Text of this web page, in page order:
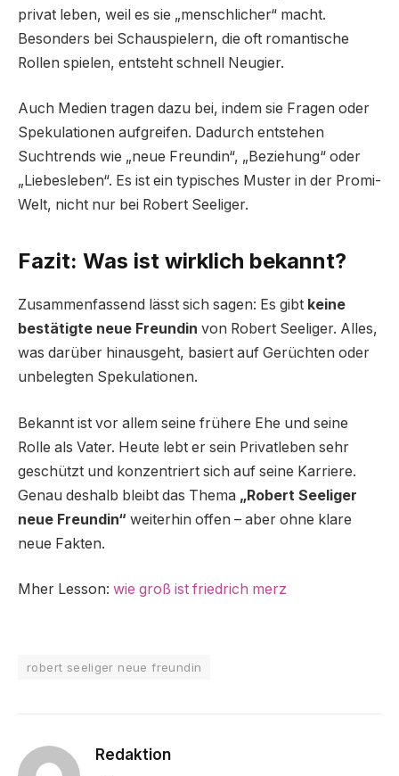
privat leben, weil es sie „menschlicher“ macht.
Besonders bei Schauspielern, die oft romantische
Rollen spielen, entsteht schnell Neugier.
Auch Medien tragen dazu bei, indem sie Fragen oder
Spekulationen aufgreifen. Dadurch entstehen
Suchtrends wie „neue Freundin“, „Beziehung“ oder
„Liebesleben“. Es ist ein typisches Muster in der Promi-
Welt, nicht nur bei Robert Seeliger.
Fazit: Was ist wirklich bekannt?
Zusammenfassend lässt sich sagen: Es gibt keine
bestätigte neue Freundin von Robert Seeliger. Alles,
was darüber hinausgeht, basiert auf Gerüchten oder
unbelegten Spekulationen.
Bekannt ist vor allem seine frühere Ehe und seine
Rolle als Vater. Heute lebt er sein Privatleben sehr
geschützt und konzentriert sich auf seine Karriere.
Genau deshalb bleibt das Thema „Robert Seeliger
neue Freundin“ weiterhin offen – aber ohne klare
neue Fakten.
Mher Lesson: wie groß ist friedrich merz
robert seeliger neue freundin
Redaktion